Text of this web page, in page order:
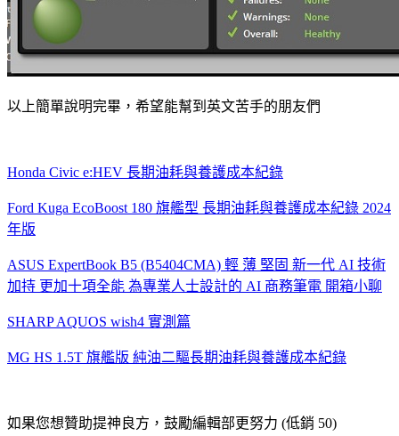
以上簡單說明完畢，希望能幫到英文苦手的朋友們
Honda Civic e:HEV 長期油耗與養護成本紀錄
Ford Kuga EcoBoost 180 旗艦型 長期油耗與養護成本紀錄 2024
年版
ASUS ExpertBook B5 (B5404CMA) 輕 薄 堅固 新一代 AI 技術
加持 更加十項全能 為專業人士設計的 AI 商務筆電 開箱小聊
SHARP AQUOS wish4 實測篇
MG HS 1.5T 旗艦版 純油二驅長期油耗與養護成本紀錄
如果您想贊助提神良方，鼓勵編輯部更努力 (低銷 50)